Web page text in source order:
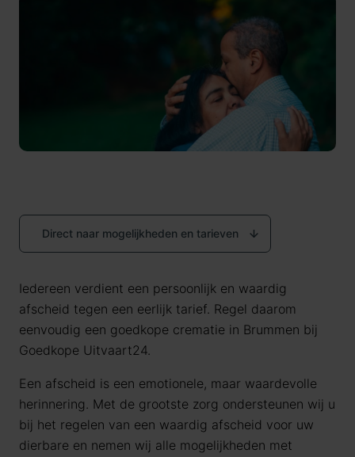
Direct naar mogelijkheden en tarieven
Iedereen verdient een persoonlijk en waardig
afscheid tegen een eerlijk tarief. Regel daarom
eenvoudig een goedkope crematie in Brummen bij
Goedkope Uitvaart24.
Een afscheid is een emotionele, maar waardevolle
herinnering. Met de grootste zorg ondersteunen wij u
bij het regelen van een waardig afscheid voor uw
dierbare en nemen wij alle mogelijkheden met